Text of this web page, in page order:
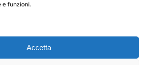
funzioni.
Accetta